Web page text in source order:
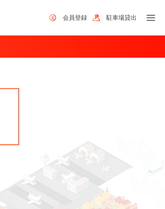
会員登録 駐車場貸出